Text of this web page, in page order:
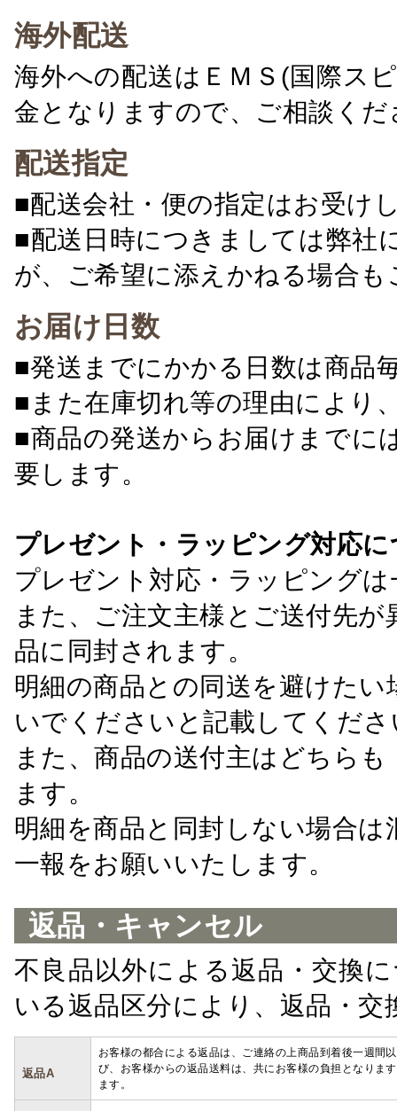
海外配送
海外への配送はＥＭＳ(国際ス
金となりますので、ご相談くだ
配送指定
■配送会社・便の指定はお受け
■配送日時につきましては弊社
が、ご希望に添えかねる場合
お届け日数
■発送までにかかる日数は商品
■また在庫切れ等の理由により
■商品の発送からお届けまでに
要します。
プレゼント・ラッピング対応
プレゼント対応・ラッピング
また、ご注文主様とご送付先
品に同封されます。
明細の商品との同送を避けた
いでくださいと記載してくださ
また、商品の送付主はどちら
ます。
明細を商品と同封しない場合
一報をお願いいたします。
返品・キャンセル
不良品以外による返品・交換
いる返品区分により、返品・
返品A
お客様の都合による返品は、ご連絡の上商品到着後一週間
び、お客様からの返品送料は、共にお客様の負担となりま
ます。